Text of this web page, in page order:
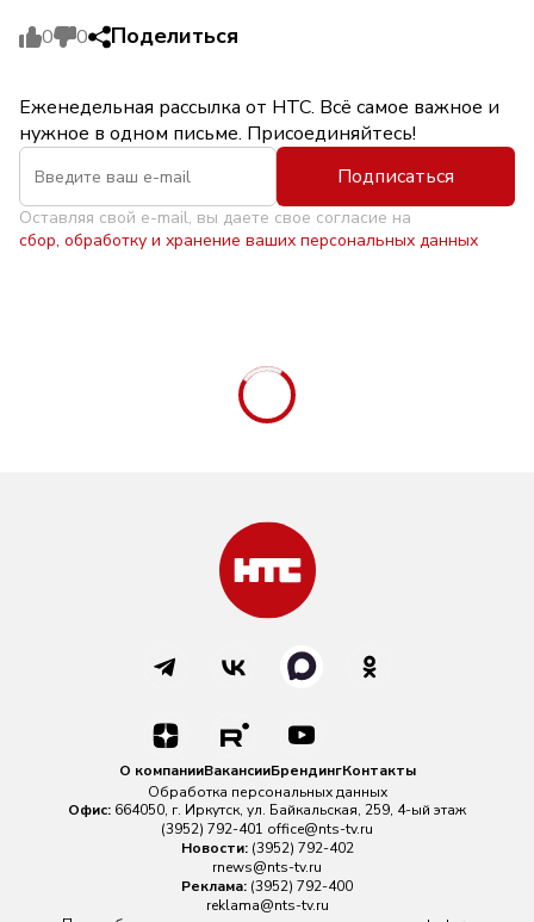
0 0 Поделиться
Еженедельная рассылка от НТС. Всё самое важное и
нужное в одном письме. Присоединяйтесь!
Подписаться
Оставляя свой e-mail, вы даете свое согласие на
сбор, обработку и хранение ваших персональных данных
О компанииВакансииБрендингКонтакты
Обработка персональных данных
Офис: 664050, г. Иркутск, ул. Байкальская, 259, 4-ый этаж
(3952) 792-401 office@nts-tv.ru
Новости: (3952) 792-402
rnews@nts-tv.ru
Реклама: (3952) 792-400
reklama@nts-tv.ru